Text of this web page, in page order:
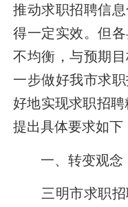
推动求职招聘信
得一定实效。但各
不均衡，与预期
一步做好我市求
好地实现求职招
提出具体要求如下
一、转变观念
三明市求职